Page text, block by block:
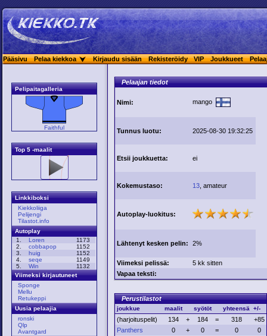
Pääsivu Pelaa kiekkoa Kirjaudu sisään Rekisteröidy VIP Joukkueet
Pelipaitagalleria
Faithful
Top 5 -maalit
Linkkiboksi
Kiekkoliiga
Pelijengi
Tilastot.info
Autoplay
1.
Loren
1173
2.
cobbapop
1152
3.
huig
1152
4.
seqe
1149
5.
Win
1132
Viimeksi kirjautuneet
Sponge
Mellu
Retukeppi
Uusia pelaajia
ronski
Qlp
Avantgard
Pelaajan tiedot
Nimi: mango
Tunnus luotu: 2025-08-30 19:32:25
Etsii joukkuetta: ei
Kokemustaso: 13 , amateur
Autoplay-luokitus:
Lähtenyt kesken pelin: 2%
Viimeksi pelissä:
5 kk sitten
Vapaa teksti:
Perustilastot
joukkue maalit syötöt yhteensä +/-
(harjoituspelit) 134 + 184 = 318
+85
Panthers
0 + 0 = 0
0